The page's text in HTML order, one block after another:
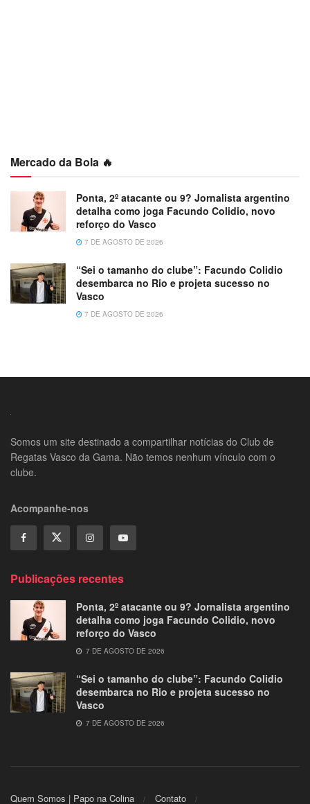
Mercado da Bola 🔥
Ponta, 2º atacante ou 9? Jornalista argentino
detalha como joga Facundo Colidio, novo
reforço do Vasco
7 DE AGOSTO DE 2026
“Sei o tamanho do clube”: Facundo Colidio
desembarca no Rio e projeta sucesso no
Vasco
7 DE AGOSTO DE 2026
Somos um site destinado a compartilhar notícias do Club de
Regatas Vasco da Gama. Não temos nenhum vínculo com o
clube.
Acompanhe-nos
Publicações recentes
Ponta, 2º atacante ou 9? Jornalista argentino
detalha como joga Facundo Colidio, novo
reforço do Vasco
7 DE AGOSTO DE 2026
“Sei o tamanho do clube”: Facundo Colidio
desembarca no Rio e projeta sucesso no
Vasco
7 DE AGOSTO DE 2026
Quem Somos | Papo na Colina Contato